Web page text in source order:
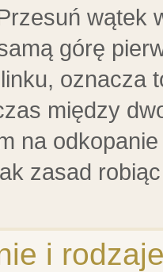
wątek
górę
oznacza
między
na
zasad
i